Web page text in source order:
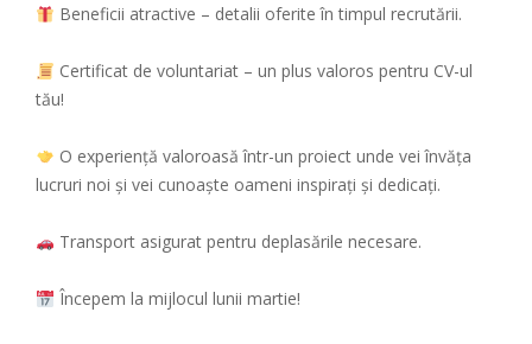
Beneficii atractive – detalii oferite în timpul recrutării.
Certificat de voluntariat – un plus valoros pentru CV-ul
tău!
O experiență valoroasă într-un proiect unde vei învăța
lucruri noi și vei cunoaște oameni inspirați și dedicați.
Transport asigurat pentru deplasările necesare.
Începem la mijlocul lunii martie!